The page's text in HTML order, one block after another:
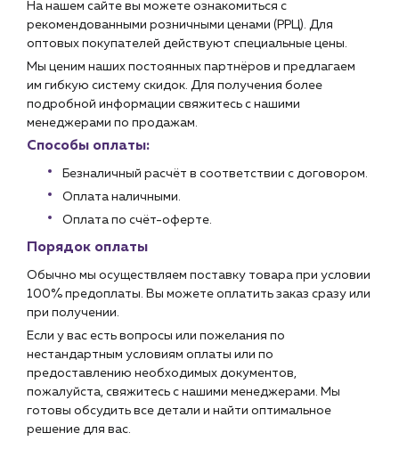
На нашем сайте вы можете ознакомиться с
рекомендованными розничными ценами (РРЦ). Для
оптовых покупателей действуют специальные цены.
Мы ценим наших постоянных партнёров и предлагаем
им гибкую систему скидок. Для получения более
подробной информации свяжитесь с нашими
менеджерами по продажам.
Способы оплаты:
Безналичный расчёт в соответствии с договором.
Оплата наличными.
Оплата по счёт-оферте.
Порядок оплаты
Обычно мы осуществляем поставку товара при условии
100% предоплаты. Вы можете оплатить заказ сразу или
при получении.
Если у вас есть вопросы или пожелания по
нестандартным условиям оплаты или по
предоставлению необходимых документов,
пожалуйста, свяжитесь с нашими менеджерами. Мы
готовы обсудить все детали и найти оптимальное
решение для вас.